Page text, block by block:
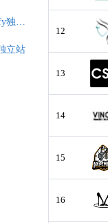
12
13
14
15
16
立站